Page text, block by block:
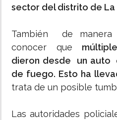
sector del distrito de La
También de
conocer que
dieron desde un auto
de fuego. Esto ha
trata de un posible
Las autoridades